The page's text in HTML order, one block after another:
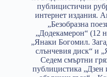
публицистични
интернет издания.
„Безобразна
„Додекамерон“ (12
„Янаки Богомил.
слънчевия диск“ и
Седем смъртни
публицистика „Дзен